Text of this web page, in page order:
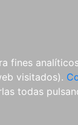
fines
visitados).
todas